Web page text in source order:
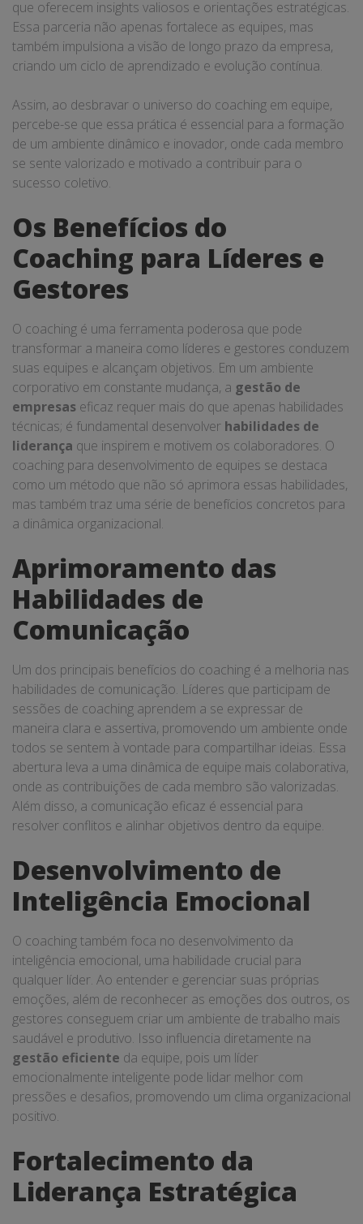
que oferecem insights valiosos e orientações estratégicas.
Essa parceria não apenas fortalece as equipes, mas
também impulsiona a visão de longo prazo da empresa,
criando um ciclo de aprendizado e evolução contínua.
Assim, ao desbravar o universo do coaching em equipe,
percebe-se que essa prática é essencial para a formação
de um ambiente dinâmico e inovador, onde cada membro
se sente valorizado e motivado a contribuir para o
sucesso coletivo.
Os Benefícios do
Coaching para Líderes e
Gestores
O coaching é uma ferramenta poderosa que pode
transformar a maneira como líderes e gestores conduzem
suas equipes e alcançam objetivos. Em um ambiente
corporativo em constante mudança, a gestão de
empresas eficaz requer mais do que apenas habilidades
técnicas; é fundamental desenvolver habilidades de
liderança que inspirem e motivem os colaboradores. O
coaching para desenvolvimento de equipes se destaca
como um método que não só aprimora essas habilidades,
mas também traz uma série de benefícios concretos para
a dinâmica organizacional.
Aprimoramento das
Habilidades de
Comunicação
Um dos principais benefícios do coaching é a melhoria nas
habilidades de comunicação. Líderes que participam de
sessões de coaching aprendem a se expressar de
maneira clara e assertiva, promovendo um ambiente onde
todos se sentem à vontade para compartilhar ideias. Essa
abertura leva a uma dinâmica de equipe mais colaborativa,
onde as contribuições de cada membro são valorizadas.
Além disso, a comunicação eficaz é essencial para
resolver conflitos e alinhar objetivos dentro da equipe.
Desenvolvimento de
Inteligência Emocional
O coaching também foca no desenvolvimento da
inteligência emocional, uma habilidade crucial para
qualquer líder. Ao entender e gerenciar suas próprias
emoções, além de reconhecer as emoções dos outros, os
gestores conseguem criar um ambiente de trabalho mais
saudável e produtivo. Isso influencia diretamente na
gestão eficiente da equipe, pois um líder
emocionalmente inteligente pode lidar melhor com
pressões e desafios, promovendo um clima organizacional
positivo.
Fortalecimento da
Liderança Estratégica